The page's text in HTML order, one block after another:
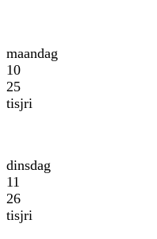
maandag
10
25
tisjri
dinsdag
11
26
tisjri